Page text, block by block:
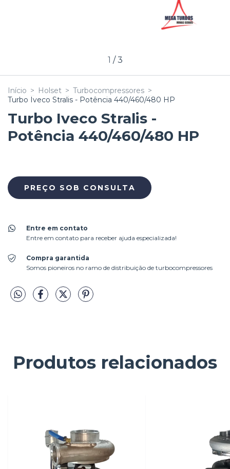
1 /3
Início > Holset > Turbocompressores >
Turbo Iveco Stralis - Potência 440/460/480 HP
Turbo Iveco Stralis -
Potência 440/460/480 HP
Entre em contato
Entre em contato para receber ajuda especializada!
Compra garantida
Somos pioneiros no ramo de distribuição de turbocompressores
Produtos relacionados